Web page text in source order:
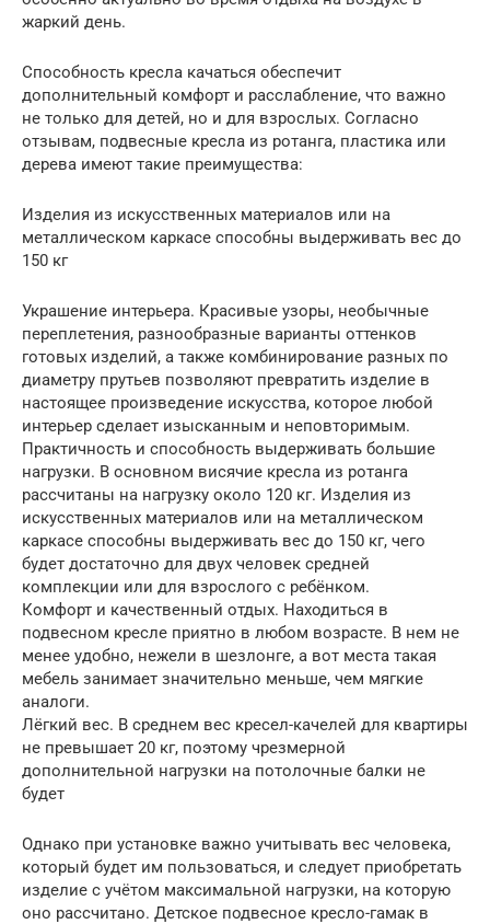
жаркий день.
Способность кресла качаться обеспечит
дополнительный комфорт и расслабление, что важно
не только для детей, но и для взрослых. Согласно
отзывам, подвесные кресла из ротанга, пластика или
дерева имеют такие преимущества:
Изделия из искусственных материалов или на
металлическом каркасе способны выдерживать вес до
150 кг
Украшение интерьера. Красивые узоры, необычные
переплетения, разнообразные варианты оттенков
готовых изделий, а также комбинирование разных по
диаметру прутьев позволяют превратить изделие в
настоящее произведение искусства, которое любой
интерьер сделает изысканным и неповторимым.
Практичность и способность выдерживать большие
нагрузки. В основном висячие кресла из ротанга
рассчитаны на нагрузку около 120 кг. Изделия из
искусственных материалов или на металлическом
каркасе способны выдерживать вес до 150 кг, чего
будет достаточно для двух человек средней
комплекции или для взрослого с ребёнком.
Комфорт и качественный отдых. Находиться в
подвесном кресле приятно в любом возрасте. В нем не
менее удобно, нежели в шезлонге, а вот места такая
мебель занимает значительно меньше, чем мягкие
аналоги.
Лёгкий вес. В среднем вес кресел-качелей для квартиры
не превышает 20 кг, поэтому чрезмерной
дополнительной нагрузки на потолочные балки не
будет
Однако при установке важно учитывать вес человека,
который будет им пользоваться, и следует приобретать
изделие с учётом максимальной нагрузки, на которую
оно рассчитано. Детское подвесное кресло-гамак в